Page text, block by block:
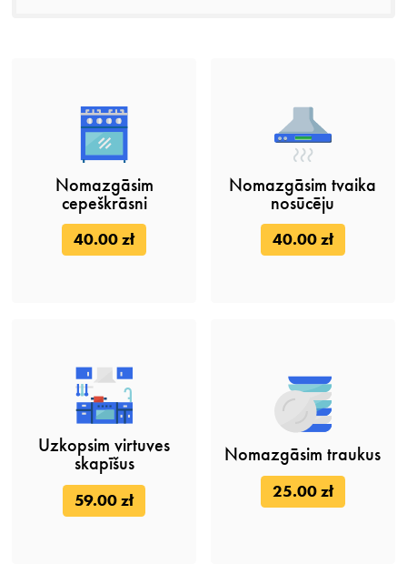
Nomazgāsim
cepeškrāsni
40.00 zł
Nomazgāsim tvaika
nosūcēju
40.00 zł
Uzkopsim virtuves
skapīšus
59.00 zł
Nomazgāsim traukus
25.00 zł